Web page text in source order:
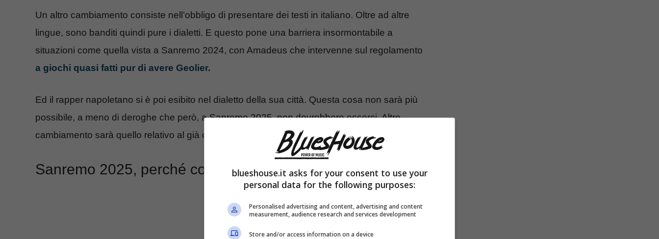
Un altro cambiamento consiste nell’obbligo di presentare dei testi in italiano. Oltre ad altre
lingue, sono banditi quindi pure i dialetti. E questo pone una barriera insormontabile a
situazioni come quella vista a Sanremo 2024, con Amadeus che intervenne sul regolamento
a giochi quasi fatti pur di avere Geolier.
Ed il rapper napoletano si è poi esibito nel dialetto della sua città. Questa cosa non sarà più
possibile, a meno di deroghe che però, a Sanremo 2025, non dovrebbero esserci. Altro
cambiamento sarà quello relativo al già citato ritorno delle Nuove Proposte.
Sanremo 2025, perché così tanti cambiamenti
blueshouse.it asks for your consent to use your
personal data for the following purposes:
Personalised advertising and content, advertising and content
measurement, audience research and services development
Store and/or access information on a device